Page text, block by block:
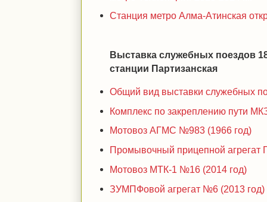
Станция метро Алма-Атинская
Выставка служебных поездов
станции Партизанская
Общий вид выставки служебных
Комплекс по закреплению пути
Мотовоз АГМС №983 (1966 год)
Промывочный прицепной агрегат
Мотовоз МТК-1 №16 (2014 год)
ЗУМПФовой агрегат №6 (2013 год)